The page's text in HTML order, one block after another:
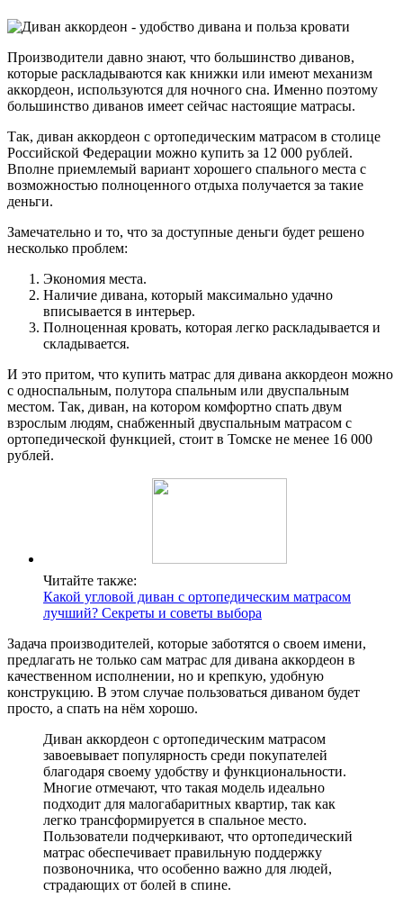
Производители давно знают, что большинство диванов,
которые раскладываются как книжки или имеют механизм
аккордеон, используются для ночного сна. Именно поэтому
большинство диванов имеет сейчас настоящие матрасы.
Так, диван аккордеон с ортопедическим матрасом в столице
Российской Федерации можно купить за 12 000 рублей.
Вполне приемлемый вариант хорошего спального места с
возможностью полноценного отдыха получается за такие
деньги.
Замечательно и то, что за доступные деньги будет решено
несколько проблем:
Экономия места.
Наличие дивана, который максимально удачно
вписывается в интерьер.
Полноценная кровать, которая легко раскладывается и
складывается.
И это притом, что купить матрас для дивана аккордеон можно
с односпальным, полутора спальным или двуспальным
местом. Так, диван, на котором комфортно спать двум
взрослым людям, снабженный двуспальным матрасом с
ортопедической функцией, стоит в Томске не менее 16 000
рублей.
Читайте также:
Какой угловой диван с ортопедическим матрасом
лучший? Секреты и советы выбора
Задача производителей, которые заботятся о своем имени,
предлагать не только сам матрас для дивана аккордеон в
качественном исполнении, но и крепкую, удобную
конструкцию. В этом случае пользоваться диваном будет
просто, а спать на нём хорошо.
Диван аккордеон с ортопедическим матрасом
завоевывает популярность среди покупателей
благодаря своему удобству и функциональности.
Многие отмечают, что такая модель идеально
подходит для малогабаритных квартир, так как
легко трансформируется в спальное место.
Пользователи подчеркивают, что ортопедический
матрас обеспечивает правильную поддержку
позвоночника, что особенно важно для людей,
страдающих от болей в спине.